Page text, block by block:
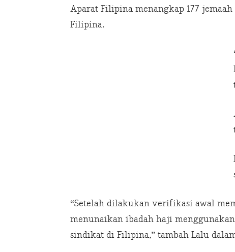
Aparat Filipina menangkap 177
Filipina.
“Setelah dilakukan verifikasi awal
menunaikan ibadah haji
sindikat di Filipina,” tambah Lalu